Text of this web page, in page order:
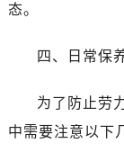
态。
四、日常保
为了防止劳
中需要注意以下